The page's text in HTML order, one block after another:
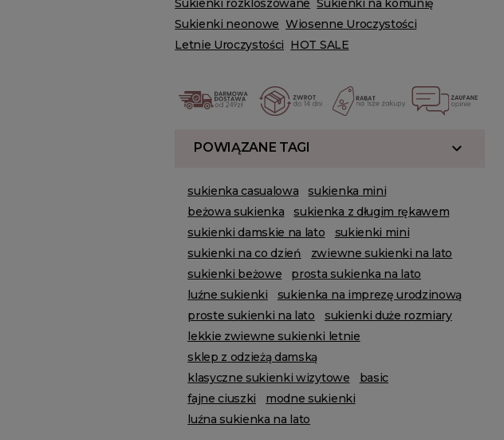
Sukienki rozkloszowane Sukienki na komunię
Sukienki neonowe Wiosenne Uroczystości
Letnie Uroczystości HOT SALE
POWIĄZANE TAGI
sukienka casualowa
sukienka mini
beżowa sukienka
sukienka z długim rękawem
sukienki damskie na lato
sukienki mini
sukienki na co dzień
zwiewne sukienki na lato
sukienki beżowe
prosta sukienka na lato
luźne sukienki
sukienka na imprezę urodzinową
proste sukienki na lato
sukienki duże rozmiary
lekkie zwiewne sukienki letnie
sklep z odzieżą damską
klasyczne sukienki wizytowe
basic
fajne ciuszki
modne sukienki
luźna sukienka na lato